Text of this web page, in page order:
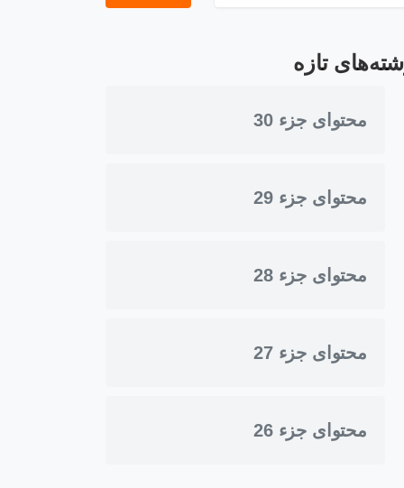
تازه
محتوای جزء 30
محتوای جزء 29
محتوای جزء 28
محتوای جزء 27
محتوای جزء 26